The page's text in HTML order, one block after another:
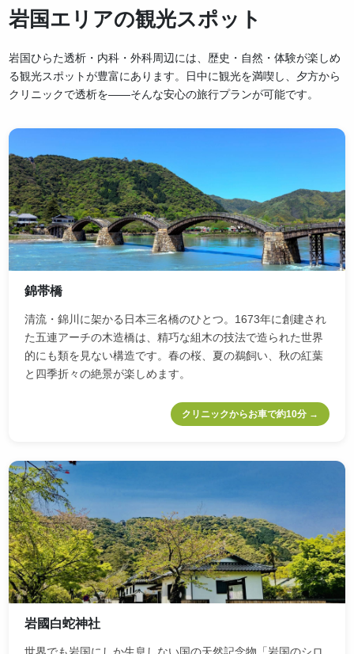
岩国エリアの観光スポット
岩国ひらた透析・内科・外科周辺には、歴史・自然・体験が楽しめ
る観光スポットが豊富にあります。日中に観光を満喫し、夕方から
クリニックで透析を——そんな安心の旅行プランが可能です。
錦帯橋
清流・錦川に架かる日本三名橋のひとつ。1673年に創建され
た五連アーチの木造橋は、精巧な組木の技法で造られた世界
的にも類を見ない構造です。春の桜、夏の鵜飼い、秋の紅葉
と四季折々の絶景が楽しめます。
クリニックからお車で約10分 →
岩國白蛇神社